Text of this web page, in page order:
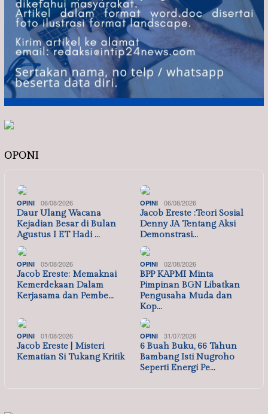
OPONI
OPINI 06/08/2026
Daur Ulang Wacana
Kejadian Besar di Bulan
Agustus I ET Hadi …
OPINI 06/08/2026
Jacob Ereste :Teori Sosial
Denny JA Tentang Aksi
Demonstrasi…
OPINI 05/08/2026
Jacob Ereste: Memaknai
Kemerdekaan Dalam
Kerjasama dan Pembe…
OPINI 02/08/2026
BPP KAPMI Minta
Pimpinan BGN Libatkan
Pengusaha Muda dan
Kop…
OPINI 01/08/2026
Jacob Ereste | Misteri
Kematian Si Tukang Kritik
OPINI 31/07/2026
6 Buah Buku, 66 Tahun
Bambang Isti Nugroho
Seperti Energi Pe…